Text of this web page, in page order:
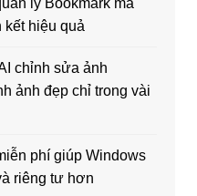
lý Bookmark mã
hiệu quả
chỉnh sửa ảnh
ảnh đẹp chỉ trong vài
phí giúp Windows
riêng tư hơn